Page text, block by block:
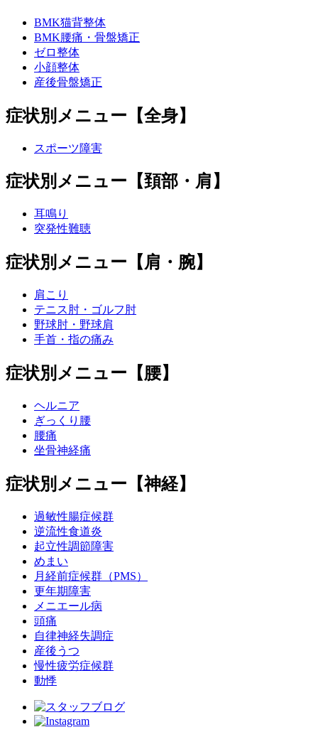
BMK猫背整体
BMK腰痛・骨盤矯正
ゼロ整体
小顔整体
産後骨盤矯正
症状別メニュー【全身】
スポーツ障害
症状別メニュー【頚部・肩】
耳鳴り
突発性難聴
症状別メニュー【肩・腕】
肩こり
テニス肘・ゴルフ肘
野球肘・野球肩
手首・指の痛み
症状別メニュー【腰】
ヘルニア
ぎっくり腰
腰痛
坐骨神経痛
症状別メニュー【神経】
過敏性腸症候群
逆流性食道炎
起立性調節障害
めまい
月経前症候群（PMS）
更年期障害
メニエール病
頭痛
自律神経失調症
産後うつ
慢性疲労症候群
動悸